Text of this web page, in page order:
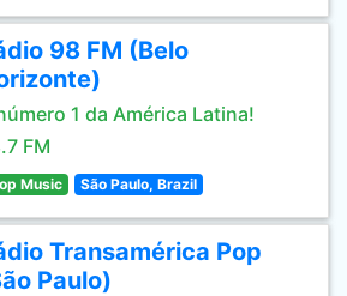
98 FM (Belo
1 da América Latina!
FM
Music São Paulo, Brazil
Transamérica Pop
Paulo)